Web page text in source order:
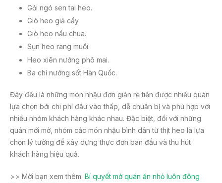
Gỏi ngó sen tai heo.
Giò heo giả cầy.
Giò heo nấu chua.
Sụn heo rang muối.
Heo xiên nướng phô mai.
Ba chỉ nướng sốt Hàn Quốc.
Đây đều là những món nhậu đơn giản rẻ tiền được nhiều quán
lựa chọn bởi chi phí đầu vào thấp, dễ chuẩn bị và phù hợp với
nhiều nhóm khách hàng khác nhau. Đặc biệt, đối với những
quán mới mở, nhóm các món nhậu bình dân từ thịt heo là lựa
chọn lý tưởng để xây dựng thực đơn ban đầu và thu hút
khách hàng hiệu quả.
>> Mời bạn xem thêm: Bí quyết mở quán ăn nhỏ luôn đông